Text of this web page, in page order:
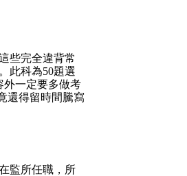
些完全違背常
此科為50題選
外一定要多做考
還得留時間騰寫
監所任職，所